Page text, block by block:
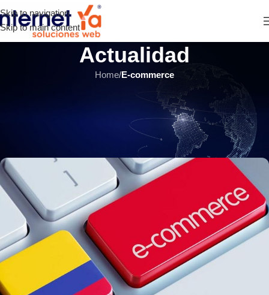
Skip to navigation
Skip to main content
Actualidad
Home/E-commerce
ÚLTIMOS ARTÍCULOS
¿Cuánto cuesta crear una tienda
virtual en Colombia?
INTERNET YA Soluciones Web el 12 julio, 2018